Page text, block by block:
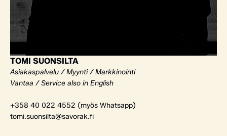
TOMI SUONSILTA
Asiakaspalvelu / Myynti / Markkinointi
Vantaa / Service also in English
+358 40 022 4552 (myös Whatsapp)
tomi.suonsilta@savorak.fi